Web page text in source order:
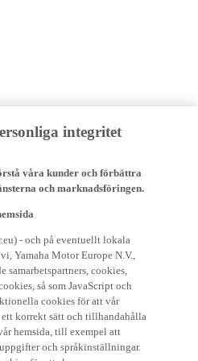
integritet
våra kunder och förbättra
och marknadsföringen.
Yamaha Motor Europe N.V.,
samarbetspartners, cookies,
så som JavaScript och
cookies för att vår
korrekt sätt och tillhandahålla
hemsida, till exempel att
och språkinställningar.
för att skapa